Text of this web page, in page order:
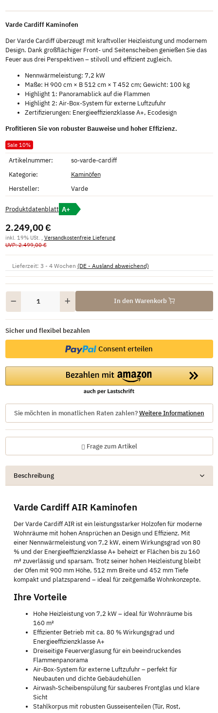
Varde Cardiff Kaminofen
Der Varde Cardiff überzeugt mit kraftvoller Heizleistung und modernem
Design. Dank großflächiger Front- und Seitenscheiben genießen Sie das
Feuer aus drei Perspektiven – stilvoll und effizient zugleich.
Nennwärmeleistung: 7,2 kW
Maße: H 900 cm × B 512 cm × T 452 cm; Gewicht: 100 kg
Highlight 1: Panoramablick auf die Flammen
Highlight 2: Air-Box-System für externe Luftzufuhr
Zertifizierungen: Energieeffizienzklasse A+, Ecodesign
Profitieren Sie von robuster Bauweise und hoher Effizienz.
Sale 10%
Artikelnummer:
so-varde-cardiff
Kategorie:
Kaminöfen
Hersteller:
Varde
Produktdatenblatt A+
2.249,00 €
inkl. 19% USt. , Versandkostenfreie Lieferung
UVP: 2.499,00 €
Lieferzeit: 3 - 4 Wochen (DE - Ausland abweichend)
In den Warenkorb
Sicher und flexibel bezahlen
Consent erteilen
Sie möchten in monatlichen Raten zahlen?Weitere Informationen
Frage zum Artikel
Beschreibung
Varde Cardiff AIR Kaminofen
Der Varde Cardiff AIR ist ein leistungsstarker Holzofen für moderne
Wohnräume mit hohen Ansprüchen an Design und Effizienz. Mit
einer Nennwärmeleistung von 7,2 kW, einem Wirkungsgrad von 80
% und der Energieeffizienzklasse A+ beheizt er Flächen bis zu 160
m² zuverlässig und sparsam. Trotz seiner hohen Heizleistung bleibt
der Ofen mit 900 mm Höhe, 512 mm Breite und 452 mm Tiefe
kompakt und platzsparend – ideal für zeitgemäße Wohnkonzepte.
Ihre Vorteile
Hohe Heizleistung von 7,2 kW – ideal für Wohnräume bis
160 m²
Effizienter Betrieb mit ca. 80 % Wirkungsgrad und
Energieeffizienzklasse A+
Dreiseitige Feuerverglasung für ein beeindruckendes
Flammenpanorama
Air-Box-System für externe Luftzufuhr – perfekt für
Neubauten und dichte Gebäudehüllen
Airwash-Scheibenspülung für sauberes Frontglas und klare
Sicht
Stahlkorpus mit robusten Gusseisenteilen (Tür, Rost,